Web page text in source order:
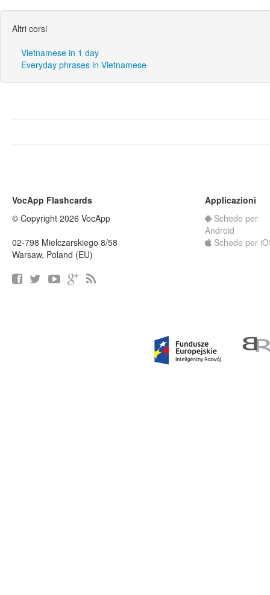
Altri corsi
Vietnamese in 1 day
Everyday phrases in Vietnamese
VocApp Flashcards
© Copyright 2026 VocApp
02-798 Mielczarskiego 8/58
Warsaw, Poland (EU)
Applicazioni
Schede per
Android
Schede per